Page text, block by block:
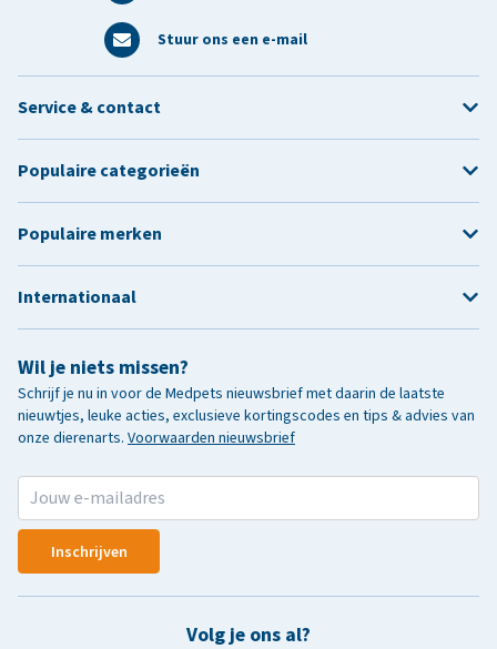
Stuur ons een e-mail
Wil je niets missen?
Schrijf je nu in voor de Medpets nieuwsbrief met daarin de laatste
nieuwtjes, leuke acties, exclusieve kortingscodes en tips & advies van
onze dierenarts. Voorwaarden nieuwsbrief
Inschrijven
Volg je ons al?
Service & contact
Populaire categorieën
Populaire merken
Internationaal